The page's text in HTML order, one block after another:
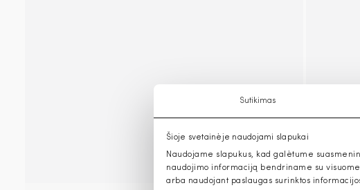
Sutikimas
Šioje svetainėje naudojami slapukai
Naudojame slapukus, kad galėtume
naudojimo informaciją bendriname su
arba naudojant paslaugas surinktos